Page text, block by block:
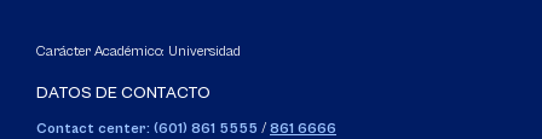
Carácter Académico: Universidad
DATOS DE CONTACTO
Contact center: (601) 861 5555 / 861 6666